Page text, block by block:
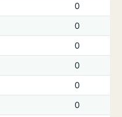
0
0
0
0
0
0